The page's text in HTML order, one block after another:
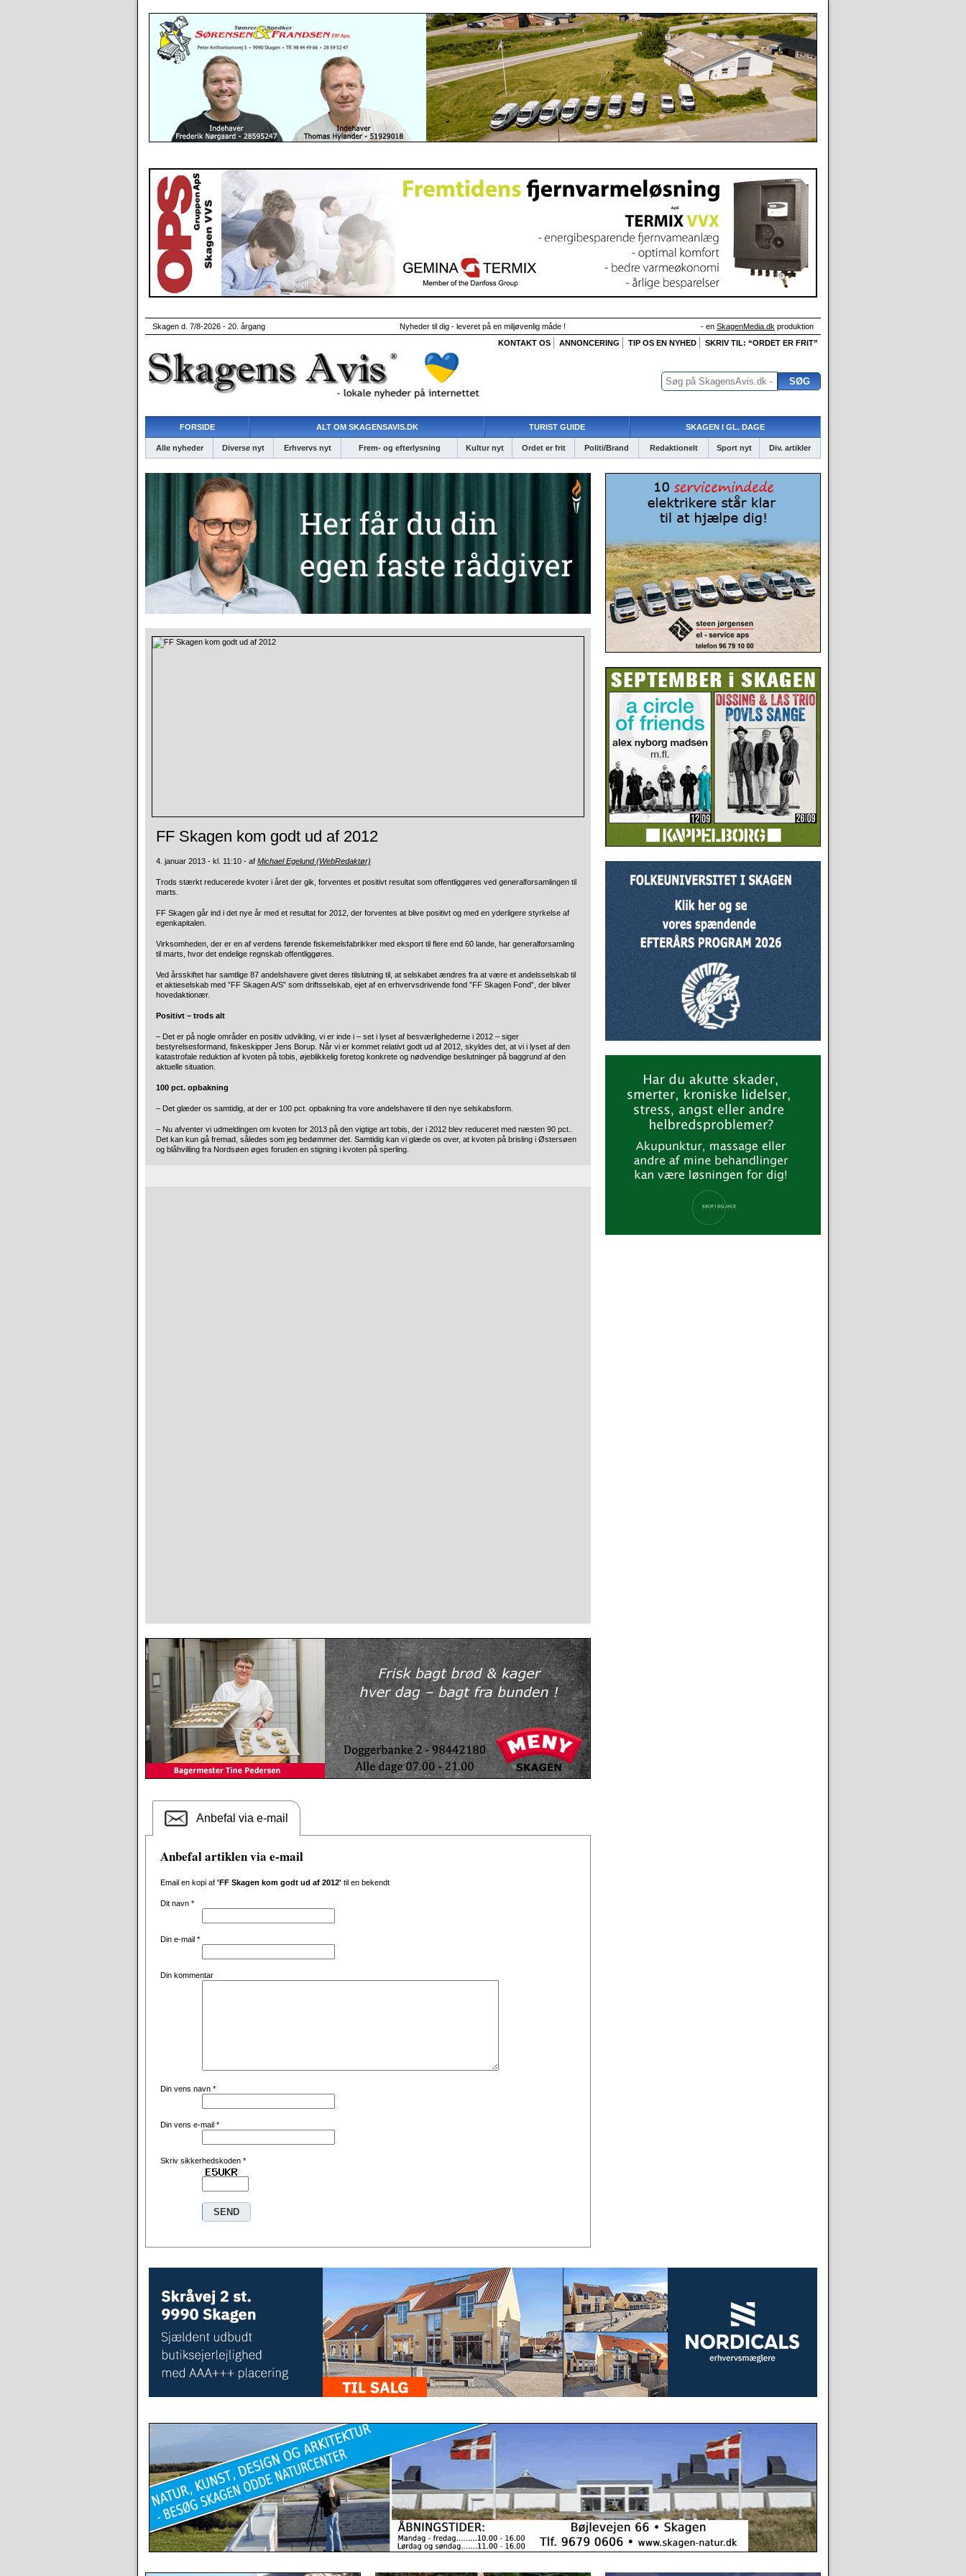
Skagen d. 7/8-2026 - 20. årgang Nyheder til dig - leveret på en miljøvenlig måde ! - en SkagenMedia.dk produktion
KONTAKT OS
ANNONCERING TIP OS EN NYHED SKRIV TIL: “ORDET ER FRIT”
FORSIDE ALT OM SKAGENSAVIS.DK TURIST GUIDE SKAGEN I GL. DAGE
Alle nyheder Diverse nyt Erhvervs nyt Frem- og efterlysning Kultur nyt Ordet er frit Politi/Brand Redaktionelt Sport nyt Div. artikler
FF Skagen kom godt ud af 2012
4. januar 2013 - kl. 11:10 - af Michael Egelund (WebRedaktør)
Trods stærkt reducerede kvoter i året der gik, forventes et positivt resultat som offentliggøres ved generalforsamlingen til
marts.
FF Skagen går ind i det nye år med et resultat for 2012, der forventes at blive positivt og med en yderligere styrkelse af
egenkapitalen.
Virksomheden, der er en af verdens førende fiskemelsfabrikker med eksport til flere end 60 lande, har generalforsamling
til marts, hvor det endelige regnskab offentliggøres.
Ved årsskiftet har samtlige 87 andelshavere givet deres tilslutning til, at selskabet ændres fra at være et andelsselskab til
et aktieselskab med ”FF Skagen A/S” som driftsselskab, ejet af en erhvervsdrivende fond ”FF Skagen Fond”, der bliver
hovedaktionær.
Positivt – trods alt
– Det er på nogle områder en positiv udvikling, vi er inde i – set i lyset af besværlighederne i 2012 – siger
bestyrelsesformand, fiskeskipper Jens Borup. Når vi er kommet relativt godt ud af 2012, skyldes det, at vi i lyset af den
katastrofale reduktion af kvoten på tobis, øjeblikkelig foretog konkrete og nødvendige beslutninger på baggrund af den
aktuelle situation.
100 pct. opbakning
– Det glæder os samtidig, at der er 100 pct. opbakning fra vore andelshavere til den nye selskabsform.
– Nu afventer vi udmeldingen om kvoten for 2013 på den vigtige art tobis, der i 2012 blev reduceret med næsten 90 pct..
Det kan kun gå fremad, således som jeg bedømmer det. Samtidig kan vi glæde os over, at kvoten på brisling i Østersøen
og blåhvilling fra Nordsøen øges foruden en stigning i kvoten på sperling.
Anbefal via e-mail
Anbefal artiklen via e-mail
Email en kopi af 'FF Skagen kom godt ud af 2012' til en bekendt
Dit navn *
Din e-mail *
Din kommentar
Din vens navn *
Din vens e-mail *
Skriv sikkerhedskoden *